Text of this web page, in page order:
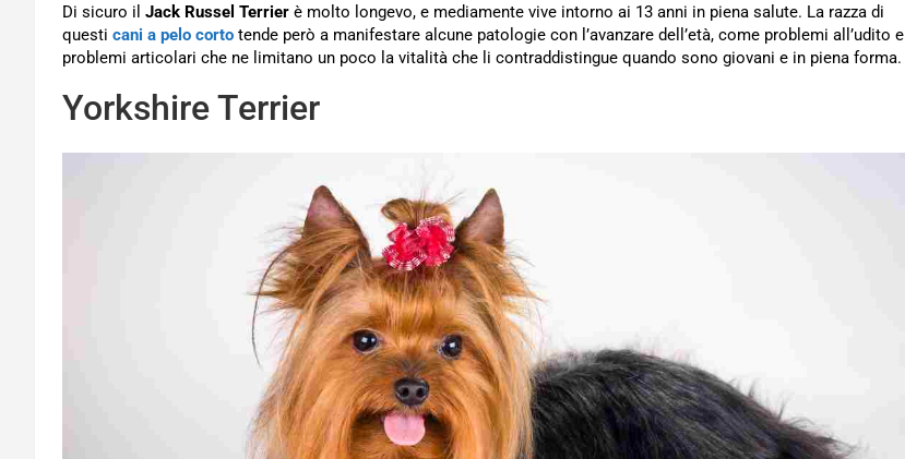
Di sicuro il Jack Russel Terrier è molto longevo, e mediamente vive intorno ai 13 anni in piena salute. La razza di
questi cani a pelo corto tende però a manifestare alcune patologie con l’avanzare dell’età, come problemi all’udito e
problemi articolari che ne limitano un poco la vitalità che li contraddistingue quando sono giovani e in piena forma.
Yorkshire Terrier